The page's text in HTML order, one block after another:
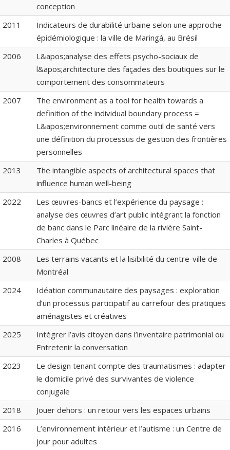
conception
2011
Indicateurs de durabilité urbaine selon une approche
épidémiologique : la ville de Maringá, au Brésil
2006
L&apos;analyse des effets psycho-sociaux de
l&apos;architecture des façades des boutiques sur le
comportement des consommateurs
2007
The environment as a tool for health towards a
definition of the individual boundary process =
L&apos;environnement comme outil de santé vers
une définition du processus de gestion des frontières
personnelles
2013
The intangible aspects of architectural spaces that
influence human well-being
2022
Les œuvres-bancs et l’expérience du paysage :
analyse des œuvres d’art public intégrant la fonction
de banc dans le Parc linéaire de la rivière Saint-
Charles à Québec
2008
Les terrains vacants et la lisibilité du centre-ville de
Montréal
2024
Idéation communautaire des paysages : exploration
d’un processus participatif au carrefour des pratiques
aménagistes et créatives
2025
Intégrer l’avis citoyen dans l’inventaire patrimonial ou
Entretenir la conversation
2023
Le design tenant compte des traumatismes : adapter
le domicile privé des survivantes de violence
conjugale
2018
Jouer dehors : un retour vers les espaces urbains
2016
L’environnement intérieur et l’autisme : un Centre de
jour pour adultes